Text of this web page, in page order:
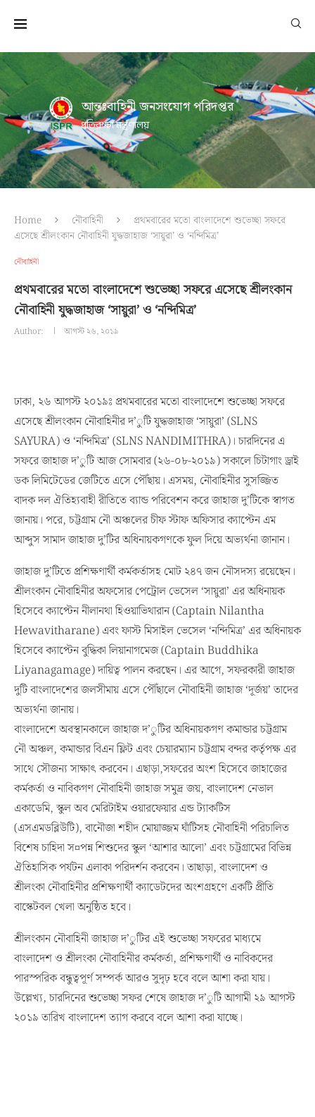
আন্তঃবাহিনী জনসংযোগ পরিদপ্তর
প্রতিরক্ষা মন্ত্রণালয়
Home নৌবাহিনী
প্রথমবারের মতো বাংলাদেশে শুভেচ্ছা সফরে
এসেছে শ্রীলংকান নৌবাহিনী যুদ্ধজাহাজ ‘সায়ুরা’ ও ‘নন্দিমিত্র’
নৌবাহিনী
প্রথমবারের মতো বাংলাদেশে শুভেচ্ছা সফরে এসেছে শ্রীলংকান
নৌবাহিনী যুদ্ধজাহাজ ‘সায়ুরা’ ও ‘নন্দিমিত্র’
Author: আগস্ট ২৬, ২০১৯
ঢাকা, ২৬ আগস্ট ২০১৯ঃ প্রথমবারের মতো বাংলাদেশে শুভেচ্ছা সফরে
এসেছে শ্রীলংকান নৌবাহিনীর দ’ুটি যুদ্ধজাহাজ ‘সায়ুরা’ (SLNS
SAYURA) ও ‘নন্দিমিত্র’ (SLNS NANDIMITHRA)। চারদিনের এ
সফরে জাহাজ দ’ুটি আজ সোমবার (২৬-০৮-২০১৯) সকালে চিটাগাং ড্রাই
ডক লিমিটেডের জেটিতে এসে পৌঁছায়। এসময়, নৌবাহিনীর সুসজ্জিত
বাদক দল ঐতিহ্যবাহী রীতিতে ব্যান্ড পরিবেশন করে জাহাজ দু’টিকে স্বাগত
জানায়। পরে, চট্টগ্রাম নৌ অঞ্চলের চীফ স্টাফ অফিসার ক্যাপ্টেন এম
আব্দুস সামাদ জাহাজ দু’টির অধিনায়কগণকে ফুল দিয়ে অভ্যর্থনা জানান।
জাহাজ দু’টিতে প্রশিক্ষণার্থী কর্মকর্তাসহ মোট ২৪৭ জন নৌসদস্য রয়েছেন।
শ্রীলংকান নৌবাহিনীর অফসোর পেট্রোল ভেসেল ‘সায়ুরা’ এর অধিনায়ক
হিসেবে ক্যাপ্টেন নীলানথা হিওয়াভিথারান (Captain Nilantha
Hewavitharane) এবং ফাস্ট মিসাইল ভেসেল ‘নন্দিমিত্র’ এর অধিনায়ক
হিসেবে ক্যাপ্টেন বুদ্ধিকা লিয়ানাগমেজ (Captain Buddhika
Liyanagamage) দায়িত্ব পালন করছেন। এর আগে, সফরকারী জাহাজ
দুটি বাংলাদেশের জলসীমায় এসে পৌঁছালে নৌবাহিনী জাহাজ ‘দূর্জয়’ তাদের
অভ্যর্থনা জানায়।
বাংলাদেশে অবস্থানকালে জাহাজ দ’ুটির অধিনায়কগণ কমান্ডার চট্টগ্রাম
নৌ অঞ্চল, কমান্ডার বিএন ফ্লিট এবং চেয়ারম্যান চট্টগ্রাম বন্দর কর্তৃপক্ষ এর
সাথে সৌজন্য সাক্ষাৎ করবেন। এছাড়া,সফরের অংশ হিসেবে জাহাজের
কর্মকর্তা ও নাবিকগণ নৌবাহিনী জাহাজ সমুদ্র জয়, বাংলাদেশ নেভাল
একাডেমি, স্কুল অব মেরিটাইম ওয়ারফেয়ার এন্ড ট্যাকটিস
(এসএমডব্লিউটি), বানৌজা শহীদ মোয়াজ্জম ঘাঁটিসহ নৌবাহিনী পরিচালিত
বিশেষ চাহিদা স¤পন্ন শিশুদের স্কুল ‘আশার আলো’ এবং চট্টগ্রামের বিভিন্ন
ঐতিহাসিক পর্যটন এলাকা পরিদর্শন করবেন। তাছাড়া, বাংলাদেশ ও
শ্রীলংকা নৌবাহিনীর প্রশিক্ষণার্থী ক্যাডেটদের অংশগ্রহণে একটি প্রীতি
বাস্কেটবল খেলা অনুষ্ঠিত হবে।
শ্রীলংকান নৌবাহিনী জাহাজ দ’ুটির এই শুভেচ্ছা সফরের মাধ্যমে
বাংলাদেশ ও শ্রীলংকা নৌবাহিনীর কর্মকর্তা, প্রশিক্ষণার্থী ও নাবিকদের
পারস্পরিক বন্ধুত্বপূর্ণ সম্পর্ক আরও সুদৃঢ় হবে বলে আশা করা যায়।
উল্লেখ্য, চারদিনের শুভেচ্ছা সফর শেষে জাহাজ দ’ুটি আগামী ২৯ আগস্ট
২০১৯ তারিখ বাংলাদেশ ত্যাগ করবে বলে আশা করা যাচ্ছে।